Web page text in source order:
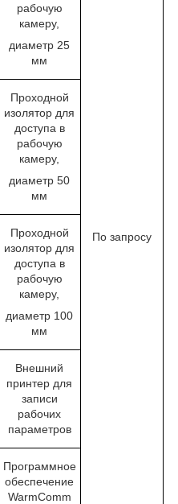
По запросу
рабочую
камеру,
диаметр 25
мм
Проходной
изолятор для
доступа в
рабочую
камеру,
диаметр 50
мм
Проходной
изолятор для
доступа в
рабочую
камеру,
диаметр 100
мм
Внешний
принтер для
записи
рабочих
параметров
Программное
обеспечение
WarmComm